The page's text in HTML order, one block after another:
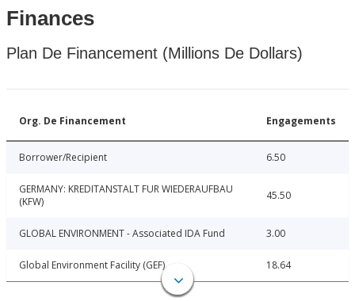
Finances
Plan De Financement (Millions De Dollars)
Org. De Financement Engagements
Borrower/Recipient 6.50
GERMANY: KREDITANSTALT FUR WIEDERAUFBAU
(KFW)
45.50
GLOBAL ENVIRONMENT - Associated IDA Fund 3.00
Global Environment Facility (GEF) 18.64